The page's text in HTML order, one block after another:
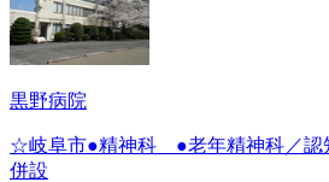
黒野病院
☆岐阜市●精神科 ●老年精神科／認
併設